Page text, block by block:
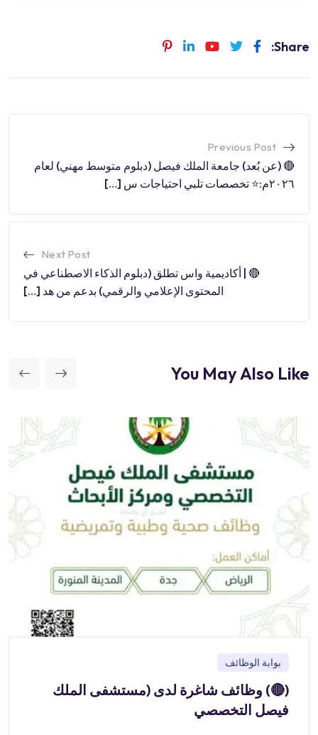
Share:
Previous Post
🔴 (عن بُعد) جامعة الملك فيصل (دبلوم متوسط مهني) لعام
٢٠٢٦م:⭐️ تخصصات تلبي احتياجات س […]
Next Post
🔴 | أكاديمية واس تطلق (دبلوم الذكاء الاصطناعي في
المحتوى الإعلامي والرقمي) بدعم من هد […]
You May Also Like
بوابة الوظائف
(🔴) وظائف شاغرة لدى (مستشفى الملك
فيصل التخصصي